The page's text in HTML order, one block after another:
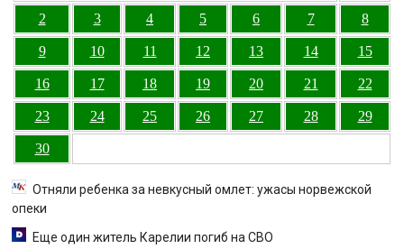
2 3 4 5 6 7 8
9 10 11 12 13 14 15
16 17 18 19 20 21 22
23 24 25 26 27 28 29
30
Отняли ребенка за невкусный омлет: ужасы норвежской
опеки
Еще один житель Карелии погиб на СВО